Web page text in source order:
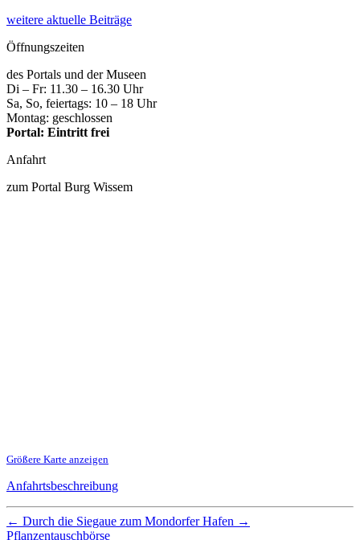
weitere aktuelle Beiträge
Öffnungszeiten
des Portals und der Museen
Di – Fr: 11.30 – 16.30 Uhr
Sa, So, feiertags: 10 – 18 Uhr
Montag: geschlossen
Portal: Eintritt frei
Anfahrt
zum Portal Burg Wissem
Größere Karte anzeigen
Anfahrtsbeschreibung
← Durch die Siegaue zum Mondorfer Hafen →
Pflanzentauschbörse